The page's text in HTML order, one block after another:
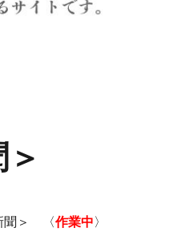
聞＞ 〈作業中〉